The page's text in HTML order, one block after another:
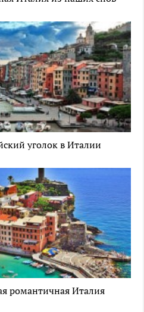
уголок в Италии
романтичная Италия